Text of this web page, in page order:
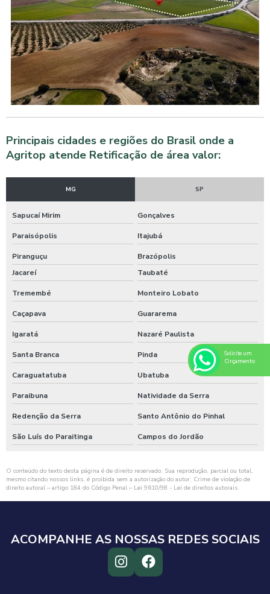
Principais cidades e regiões do Brasil onde a
Agritop atende Retificação de área valor:
MG SP
Sapucaí Mirim Gonçalves
Paraisópolis Itajubá
Piranguçu
Brazópolis
Jacareí
Taubaté
Tremembé Monteiro Lobato
Caçapava Guararema
Igaratá Nazaré Paulista
Santa Branca Pinda
Caraguatatuba Ubatuba
Paraibuna Natividade da Serra
Redenção da Serra Santo Antônio do Pinhal
São Luís do Paraitinga Campos do Jordão
O conteúdo do texto desta página é de direito reservado. Sua reprodução, parcial ou total,
mesmo citando nossos links, é proibida sem a autorização do autor. Crime de violação de
direito autoral – artigo 184 do Código Penal – Lei 9610/98 - Lei de direitos autorais.
ACOMPANHE AS NOSSAS REDES SOCIAIS
Solicite um
Orçamento